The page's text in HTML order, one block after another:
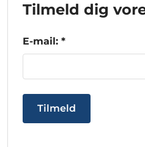
Tilmeld dig
E-mail: *
Tilmeld